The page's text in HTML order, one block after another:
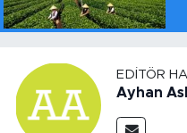
EDITÖR
Ayhan